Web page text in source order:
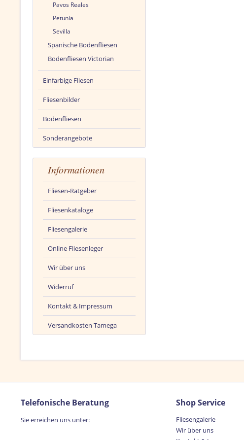
Pavos Reales
Petunia
Sevilla
Spanische Bodenfliesen
Bodenfliesen Victorian
Einfarbige Fliesen
Fliesenbilder
Bodenfliesen
Sonderangebote
Informationen
Fliesen-Ratgeber
Fliesenkataloge
Fliesengalerie
Online Fliesenleger
Wir über uns
Widerruf
Kontakt & Impressum
Versandkosten Tamega
Telefonische Beratung
Sie erreichen uns unter:
Shop Service
Fliesengalerie
Wir über uns